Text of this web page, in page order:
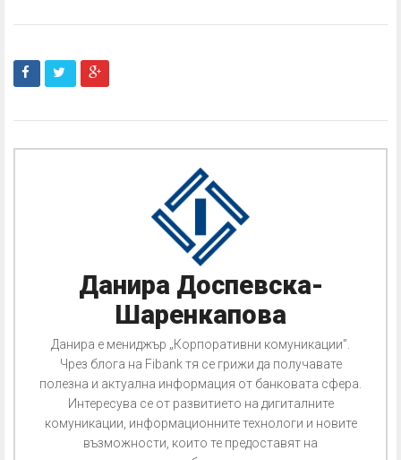
Данира Доспевска-
Шаренкапова
Данира е мениджър „Корпоративни комуникации”.
Чрез блога на Fibank тя се грижи да получавате
полезна и актуална информация от банковата сфера.
Интересува се от развитието на дигиталните
комуникации, информационните технологи и новите
възможности, които те предоставят на